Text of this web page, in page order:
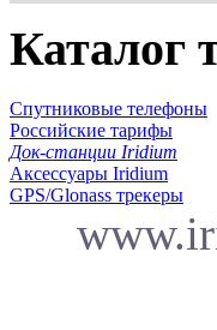
Каталог
Спутниковые телефоны
Российские тарифы
Док-станции Iridium
Аксессуары Iridium
GPS/Glonass трекеры